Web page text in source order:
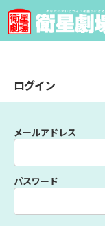
ログイン
メールアドレス
パスワード